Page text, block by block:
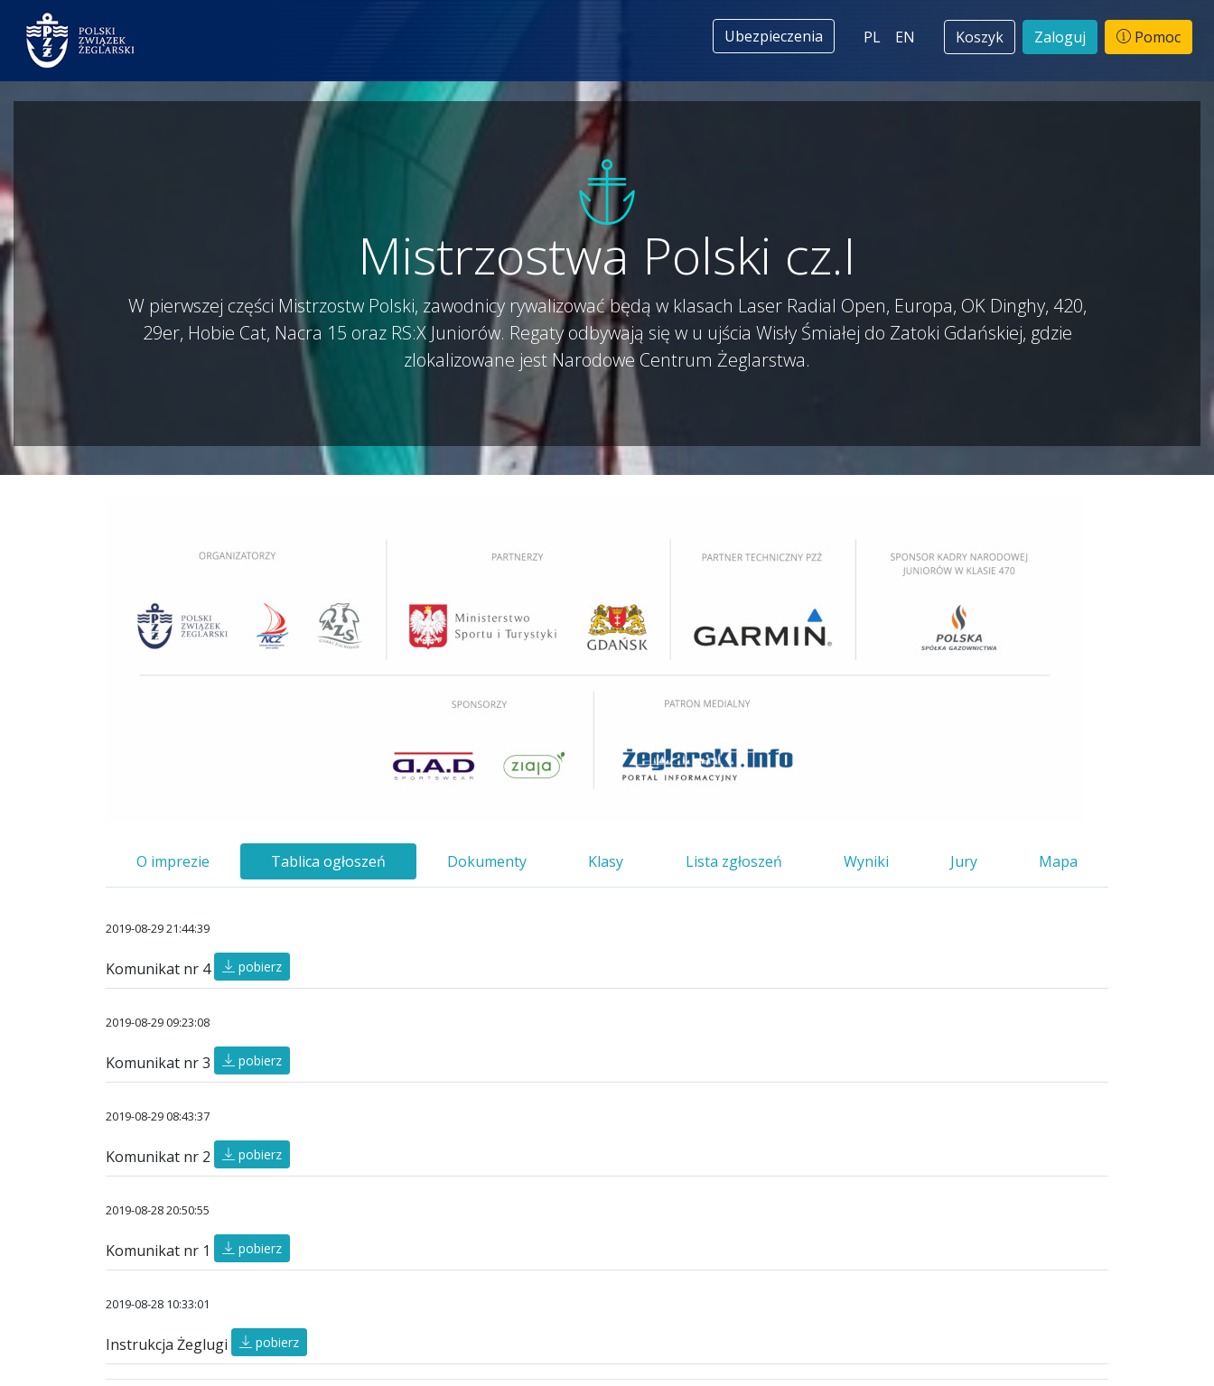
Ubezpieczenia PL EN Koszyk Zaloguj Pomoc
Mistrzostwa Polski cz.I
W pierwszej części Mistrzostw Polski, zawodnicy rywalizować będą w klasach Laser Radial Open, Europa, OK Dinghy, 420,
29er, Hobie Cat, Nacra 15 oraz RS:X Juniorów. Regaty odbywają się w u ujścia Wisły Śmiałej do Zatoki Gdańskiej, gdzie
zlokalizowane jest Narodowe Centrum Żeglarstwa.
O imprezie Tablica ogłoszeń Dokumenty Klasy Lista zgłoszeń Wyniki Jury Mapa
2019-08-29 21:44:39
Komunikat nr 4 pobierz
2019-08-29 09:23:08
Komunikat nr 3 pobierz
2019-08-29 08:43:37
Komunikat nr 2 pobierz
2019-08-28 20:50:55
Komunikat nr 1 pobierz
2019-08-28 10:33:01
Instrukcja Żeglugi pobierz